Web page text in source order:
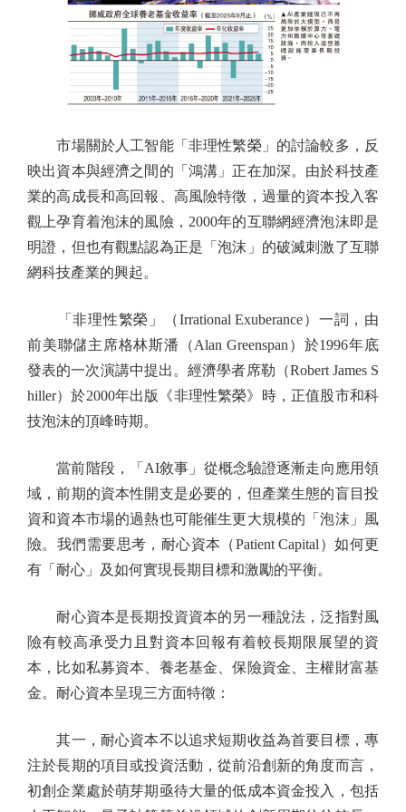
市場關於人工智能「非理性繁榮」的討論較多，反
映出資本與經濟之間的「鴻溝」正在加深。由於科技產
業的高成長和高回報、高風險特徵，過量的資本投入客
觀上孕育着泡沫的風險，2000年的互聯網經濟泡沫即是
明證，但也有觀點認為正是「泡沫」的破滅刺激了互聯
網科技產業的興起。
「非理性繁榮」（Irrational Exuberance）一詞，由
前美聯儲主席格林斯潘（Alan Greenspan）於1996年底
發表的一次演講中提出。經濟學者席勒（Robert James S
hiller）於2000年出版《非理性繁榮》時，正值股市和科
技泡沫的頂峰時期。
當前階段，「AI敘事」從概念驗證逐漸走向應用領
域，前期的資本性開支是必要的，但產業生態的盲目投
資和資本市場的過熱也可能催生更大規模的「泡沫」風
險。我們需要思考，耐心資本（Patient Capital）如何更
有「耐心」及如何實現長期目標和激勵的平衡。
耐心資本是長期投資資本的另一種說法，泛指對風
險有較高承受力且對資本回報有着較長期限展望的資
本，比如私募資本、養老基金、保險資金、主權財富基
金。耐心資本呈現三方面特徵：
其一，耐心資本不以追求短期收益為首要目標，專
注於長期的項目或投資活動，從前沿創新的角度而言，
初創企業處於萌芽期亟待大量的低成本資金投入，包括